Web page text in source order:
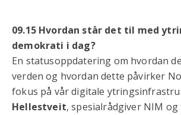
09.15 Hvordan står det til med
demokrati i dag?
En statusoppdatering om hvordan
verden og hvordan dette påvirker
fokus på vår digitale
Hellestveit, spesialrådgiver NIM